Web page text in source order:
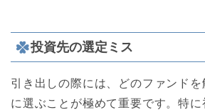
投資先の選定ミス
引き出しの際には、どのファンド
に選ぶことが極めて重要です。特に